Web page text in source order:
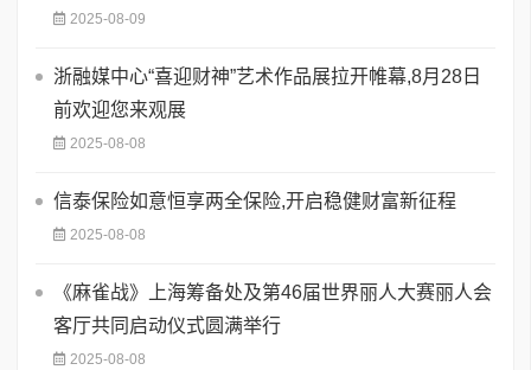
2025-08-09
浙融媒中心“喜迎财神”艺术作品展拉开帷幕,8月28日
前欢迎您来观展
2025-08-08
信泰保险如意恒享两全保险,开启稳健财富新征程
2025-08-08
《麻雀战》上海筹备处及第46届世界丽人大赛丽人会
客厅共同启动仪式圆满举行
2025-08-08